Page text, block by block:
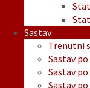
Sastav
Trenutni
Sastav
Sastav
Sastav